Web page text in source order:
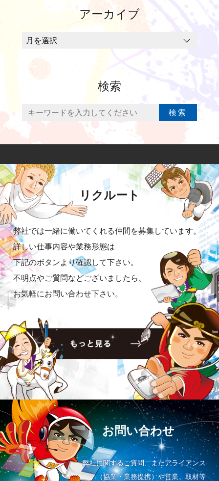
アーカイブ
検索
検索
リクルート
弊社では一緒に働いてくれる仲間を募集しています。
詳しい仕事内容や業務形態は
下記のボタンより確認して下さい。
不明点やご質問などございましたら、
お気軽にお問い合わせ下さい。
お問い合わせ
弊社に関するご質問、またアライアンス
（協業・業務提携）や営業、取材等